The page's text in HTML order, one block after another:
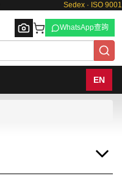
Sedex · ISO 9001
WhatsApp查詢
EN